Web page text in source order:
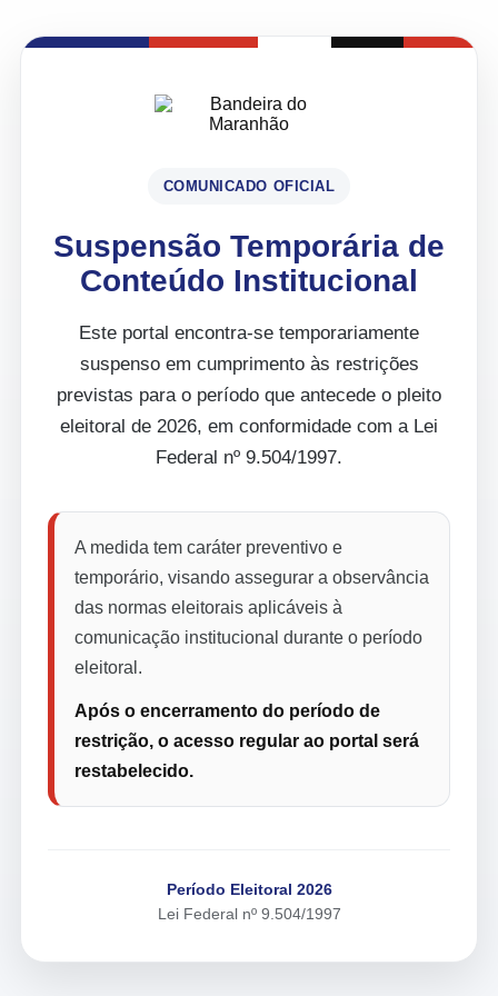
COMUNICADO OFICIAL
Suspensão Temporária de
Conteúdo Institucional
Este portal encontra-se temporariamente
suspenso em cumprimento às restrições
previstas para o período que antecede o pleito
eleitoral de 2026, em conformidade com a Lei
Federal nº 9.504/1997.
A medida tem caráter preventivo e
temporário, visando assegurar a observância
das normas eleitorais aplicáveis à
comunicação institucional durante o período
eleitoral.
Após o encerramento do período de
restrição, o acesso regular ao portal será
restabelecido.
Período Eleitoral 2026
Lei Federal nº 9.504/1997